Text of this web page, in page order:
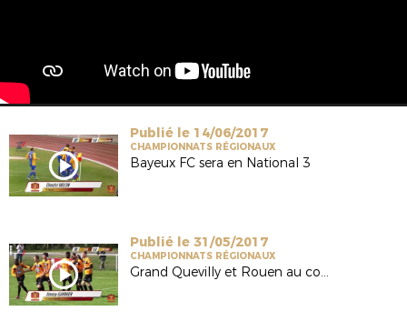
Publié le 14/06/2017
CHAMPIONNATS RÉGIONAUX
Bayeux FC sera en National 3
Publié le 31/05/2017
CHAMPIONNATS RÉGIONAUX
Grand Quevilly et Rouen au coude à coude